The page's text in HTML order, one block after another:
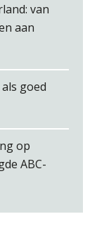
van
aan
goed
op
ABC-